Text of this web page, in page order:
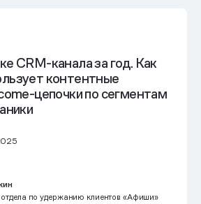
CRM-каналаза год. Как
контентные
цепочки по сегментам
отдела по удержанию клиентов «Афиши»